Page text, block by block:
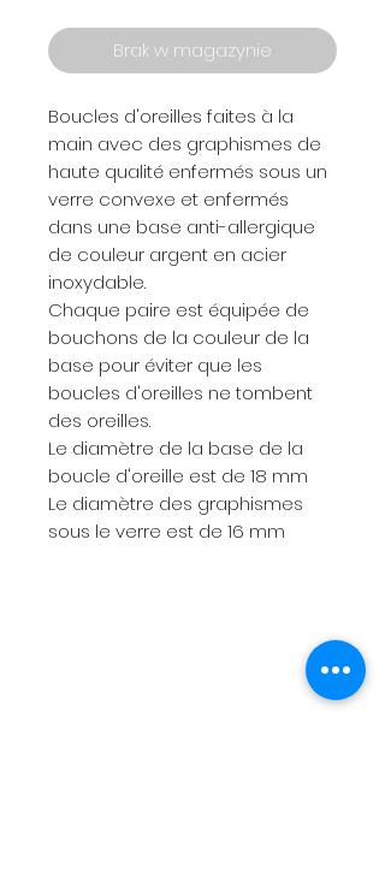
Brak w magazynie
Boucles d'oreilles faites à la
main avec des graphismes de
haute qualité enfermés sous un
verre convexe et enfermés
dans une base anti-allergique
de couleur argent en acier
inoxydable.
Chaque paire est équipée de
bouchons de la couleur de la
base pour éviter que les
boucles d'oreilles ne tombent
des oreilles.
Le diamètre de la base de la
boucle d'oreille est de 18 mm
Le diamètre des graphismes
sous le verre est de 16 mm